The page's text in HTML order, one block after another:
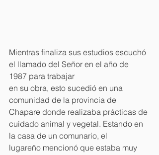
Mientras finaliza sus estudios escuchó
el llamado del Señor en el año de
1987 para trabajar
en su obra, esto sucedió en una
comunidad de la provincia de
Chapare donde realizaba prácticas de
cuidado animal y vegetal. Estando en
la casa de un comunario, el
lugareño mencionó que estaba muy